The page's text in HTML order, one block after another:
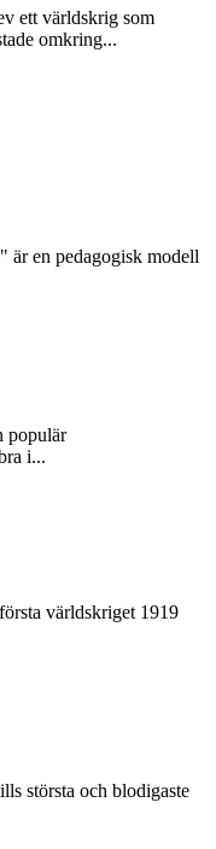
ett världskrig som
omkring...
är en pedagogisk modell
populär
i...
världskriget 1919
största och blodigaste